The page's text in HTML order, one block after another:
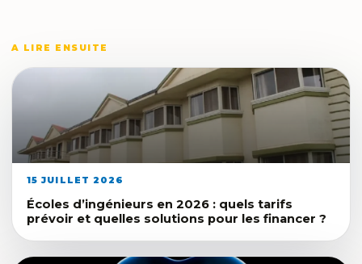
A LIRE ENSUITE
15 JUILLET 2026
Écoles d’ingénieurs en 2026 : quels tarifs
prévoir et quelles solutions pour les financer ?